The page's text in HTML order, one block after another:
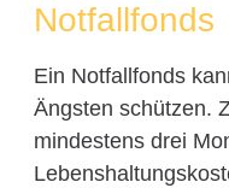
Notfallfonds
Ein Notfallfonds
Ängsten schützen.
mindestens drei